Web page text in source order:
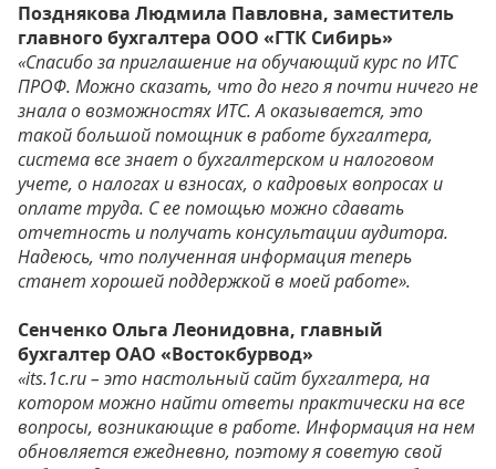
Позднякова Людмила Павловна, заместитель
главного бухгалтера ООО «ГТК Сибирь»
«Спасибо за приглашение на обучающий курс по ИТС
ПРОФ. Можно сказать, что до него я почти ничего не
знала о возможностях ИТС. А оказывается, это
такой большой помощник в работе бухгалтера,
система все знает о бухгалтерском и налоговом
учете, о налогах и взносах, о кадровых вопросах и
оплате труда. С ее помощью можно сдавать
отчетность и получать консультации аудитора.
Надеюсь, что полученная информация теперь
станет хорошей поддержкой в моей работе».
Сенченко Ольга Леонидовна, главный
бухгалтер ОАО «Востокбурвод»
«its.1c.ru – это настольный сайт бухгалтера, на
котором можно найти ответы практически на все
вопросы, возникающие в работе. Информация на нем
обновляется ежедневно, поэтому я советую свой